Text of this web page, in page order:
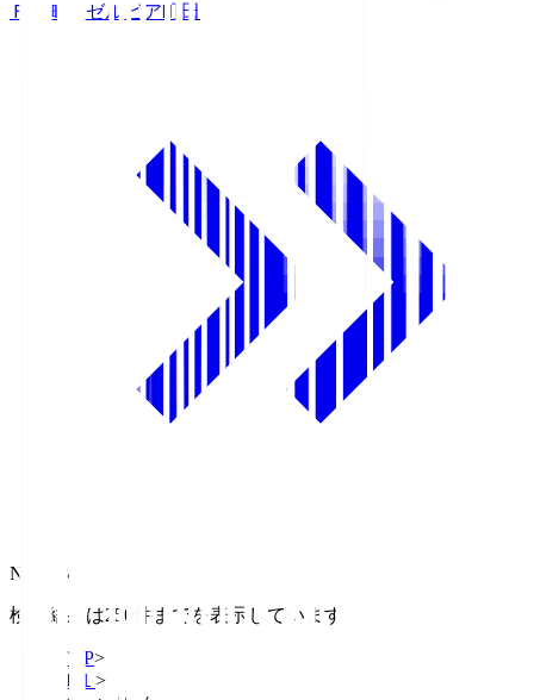
ＦＣ町田ゼルビア町田
NHK BS
検索結果は250件までを表示しています
TOP>
Ｊ１ >